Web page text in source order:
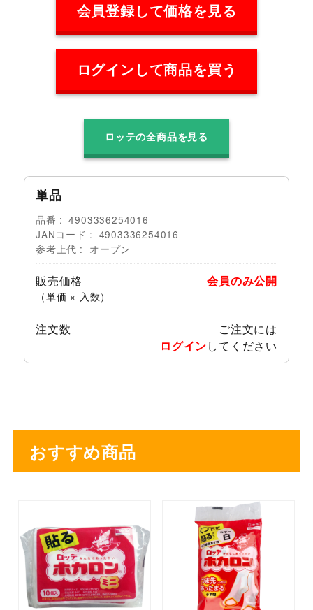
会員登録して価格を見る
ログインして商品を買う
ロッテの全商品を見る
単品
品番
4903336254016
JANコード
4903336254016
参考上代
オープン
販売価格
（単価 × 入数）
会員のみ公開
注文数
ご注文には
ログインしてください
おすすめ商品